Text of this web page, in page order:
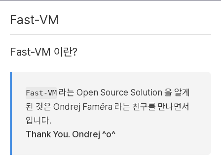
Fast-VM
Fast-VM 이란?
Fast-VM 라는 Open Source Solution 을 알게
된 것은 Ondrej Faměra 라는 친구를 만나면서
입니다.
Thank You. Ondrej ^o^